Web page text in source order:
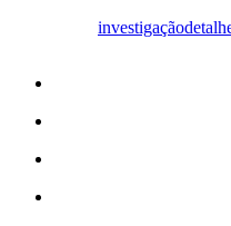
investigação